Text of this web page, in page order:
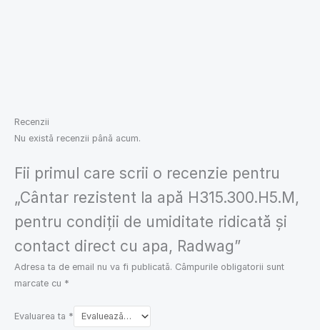
Recenzii
Nu există recenzii până acum.
Fii primul care scrii o recenzie pentru
„Cântar rezistent la apă H315.300.H5.M,
pentru condiții de umiditate ridicată și
contact direct cu apa, Radwag”
Adresa ta de email nu va fi publicată. Câmpurile obligatorii sunt
marcate cu *
Evaluarea ta *